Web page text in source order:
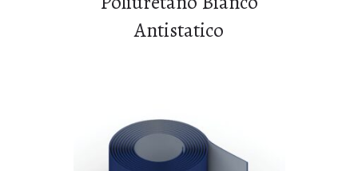
Antistatico